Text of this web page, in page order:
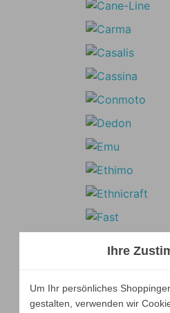
Ihre
Um Ihr persönliches
gestalten, verwenden wir